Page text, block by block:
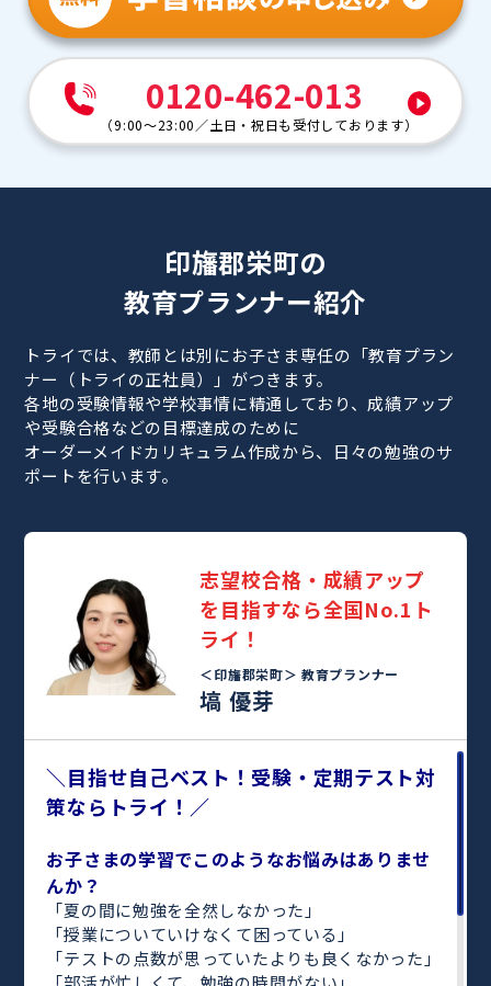
0120-462-013
（9:00～23:00 ／土日・祝日も受付しております）
印旛郡栄町の
教育プランナー紹介
トライでは、教師とは別にお子さま専任の「教育プラン
ナー（トライの正社員）」がつきます。
各地の受験情報や学校事情に精通しており、成績アップ
や受験合格などの目標達成のために
オーダーメイドカリキュラム作成から、日々の勉強のサ
ポートを行います。
志望校合格・成績アップ
を目指すなら全国No.1ト
ライ！
＜印旛郡栄町＞教育プランナー
塙 優芽
＼目指せ自己ベスト！受験・定期テスト対
策ならトライ！／
お子さまの学習でこのようなお悩みはありませ
んか？
「夏の間に勉強を全然しなかった」
「授業についていけなくて困っている」
「テストの点数が思っていたよりも良くなかった」